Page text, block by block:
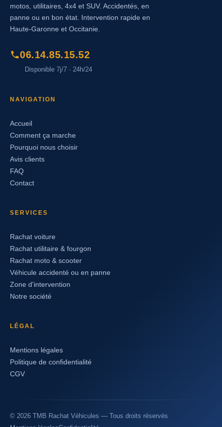
motos, utilitaires, 4x4 et SUV. Accidentés, en
panne ou en bon état. Intervention rapide en
Haute-Garonne et Occitanie.
06.14.85.15.52
Disponible 7j/7 · 24h/24
NAVIGATION
Accueil
Comment ça marche
Pourquoi nous choisir
Avis clients
FAQ
Contact
SERVICES
Rachat voiture
Rachat utilitaire & fourgon
Rachat moto & scooter
Véhicule accidenté ou en panne
Zone d'intervention
Notre société
LÉGAL
Mentions légales
Politique de confidentialité
CGV
© 2026 TMB Rachat Véhicules — Tous droits réservés